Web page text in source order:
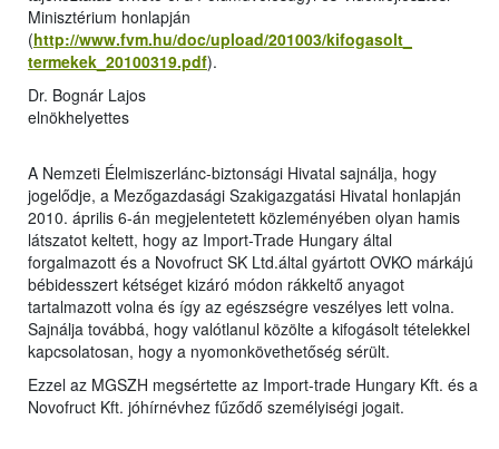
Minisztérium honlapján
(http://www.fvm.hu/doc/upload/201003/kifogasolt_
termekek_20100319.pdf).
Dr. Bognár Lajos
elnökhelyettes
A Nemzeti Élelmiszerlánc-biztonsági Hivatal sajnálja, hogy
jogelődje, a Mezőgazdasági Szakigazgatási Hivatal honlapján
2010. április 6-án megjelentetett közleményében olyan hamis
látszatot keltett, hogy az Import-Trade Hungary által
forgalmazott és a Novofruct SK Ltd.által gyártott OVKO márkájú
bébidesszert kétséget kizáró módon rákkeltő anyagot
tartalmazott volna és így az egészségre veszélyes lett volna.
Sajnálja továbbá, hogy valótlanul közölte a kifogásolt tételekkel
kapcsolatosan, hogy a nyomonkövethetőség sérült.
Ezzel az MGSZH megsértette az Import-trade Hungary Kft. és a
Novofruct Kft. jóhírnévhez fűződő személyiségi jogait.